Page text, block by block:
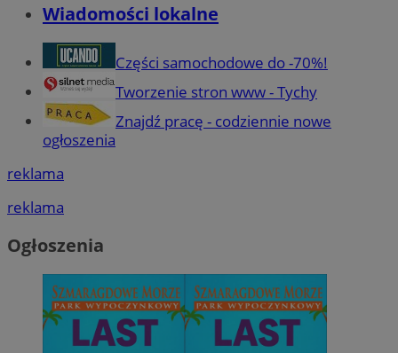
Wiadomości lokalne
Części samochodowe do -70%!
Tworzenie stron www - Tychy
Znajdź pracę - codziennie nowe
ogłoszenia
reklama
reklama
Ogłoszenia